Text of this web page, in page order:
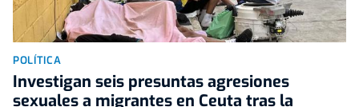
POLÍTICA
Investigan seis presuntas agresiones
sexuales a migrantes en Ceuta tras la